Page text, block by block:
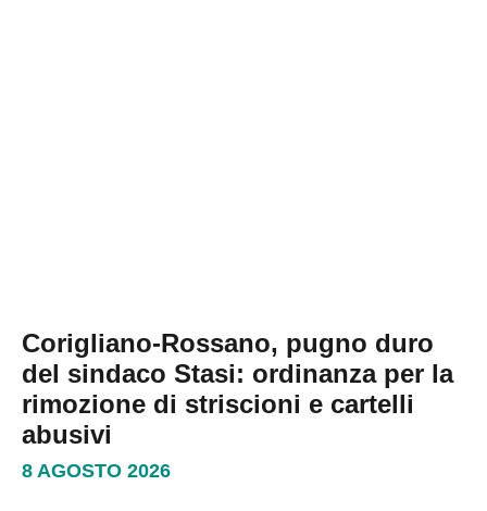
Corigliano-Rossano, pugno duro
del sindaco Stasi: ordinanza per la
rimozione di striscioni e cartelli
abusivi
8 AGOSTO 2026